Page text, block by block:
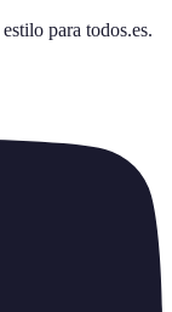
estilo para todos.es.